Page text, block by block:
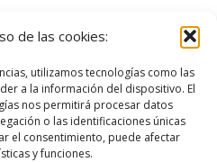
de las cookies:
utilizamos tecnologías como las
a la información del dispositivo. El
nos permitirá procesar datos
o las identificaciones únicas
el consentimiento, puede afectar
y funciones.